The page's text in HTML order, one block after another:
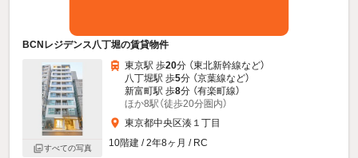
BCNレジデンス八丁堀の賃貸物件
すべての写真
東京駅 歩20分 （東北新幹線など）
八丁堀駅 歩5分 （京葉線など）
新富町駅 歩8分 （有楽町線）
ほか8駅（徒歩20分圏内）
東京都中央区湊１丁目
10階建 / 2年8ヶ月 / RC